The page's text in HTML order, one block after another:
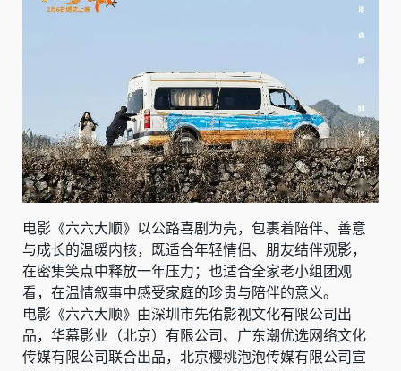
电影《六六大顺》以公路喜剧为壳，包裹着陪伴、善意
与成长的温暖内核，既适合年轻情侣、朋友结伴观影，
在密集笑点中释放一年压力；也适合全家老小组团观
看，在温情叙事中感受家庭的珍贵与陪伴的意义。
电影《六六大顺》由深圳市先佑影视文化有限公司出
品，华幕影业（北京）有限公司、广东潮优选网络文化
传媒有限公司联合出品，北京樱桃泡泡传媒有限公司宣